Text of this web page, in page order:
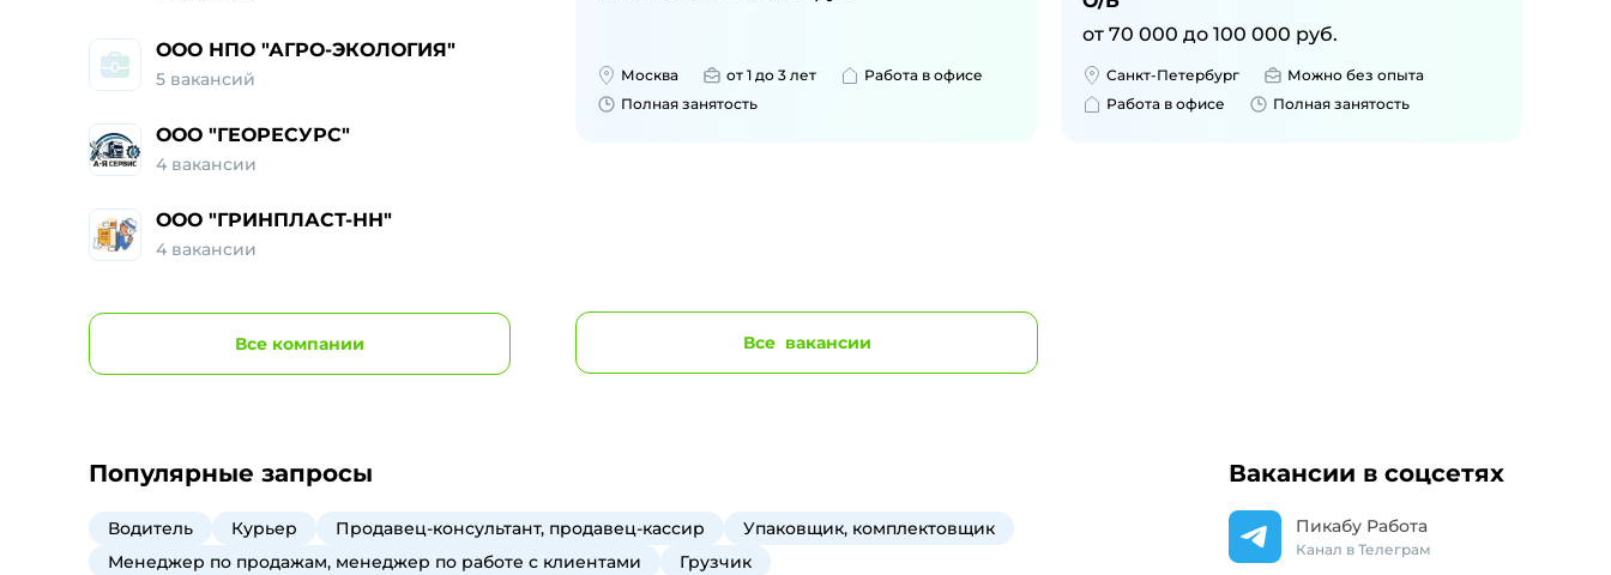
ООО НПО "АГРО-ЭКОЛОГИЯ"
5 вакансий
ООО "ГЕОРЕСУРС"
4 вакансии
ООО "ГРИНПЛАСТ-НН"
4 вакансии
Все компании
Москва от 1 до 3 лет
Работа в офисе
Полная занятость
от 70 000 до 100 000 руб.
Санкт-Петербург
Можно без опыта
Работа в офисе
Полная занятость
Все вакансии
Популярные запросы
Водитель Курьер Продавец-консультант, продавец-кассир
Упаковщик, комплектовщик
Менеджер по продажам, менеджер по работе с клиентами
Грузчик
Вакансии в соцсетях
Пикабу Работа
Канал в Телеграм